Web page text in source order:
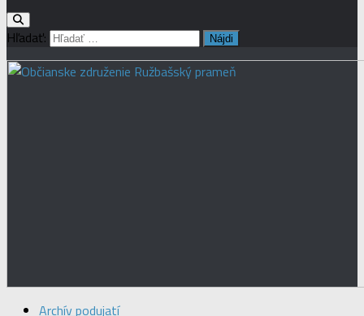
Hľadať:
Archív podujatí